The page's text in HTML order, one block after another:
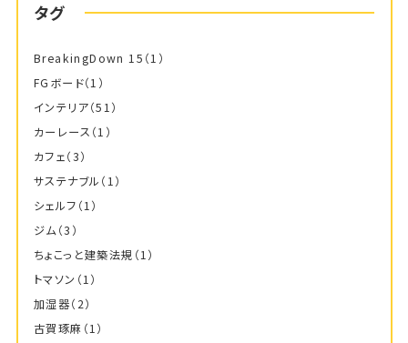
タグ
BreakingDown 15 （1）
FGボード（1）
インテリア（51）
カーレース （1）
カフェ（3）
サステナブル （1）
シェルフ （1）
ジム（3）
ちょこっと建築法規 （1）
トマソン （1）
加湿器（2）
古賀琢麻 （1）